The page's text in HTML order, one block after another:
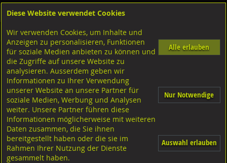
Shop Bohrer-Bit Einsatz-GewindebohrerTrennscheiben
für Edelstahl
Filter nach Dimensionen:
×
×
Filter zurücksetzen
Diese Website verwendet Cookies
Wir verwenden Cookies, um Inhalte und
Anzeigen zu personalisieren, Funktionen
für soziale Medien anbieten zu können und
die Zugriffe auf unsere Website zu
analysieren. Ausserdem geben wir
Informationen zu Ihrer Verwendung
unserer Website an unsere Partner für
soziale Medien, Werbung und Analysen
weiter. Unsere Partner führen diese
Informationen möglicherweise mit weiteren
Daten zusammen, die Sie ihnen
bereitgestellt haben oder die sie im
Rahmen Ihrer Nutzung der Dienste
gesammelt haben.
Alle erlauben
Nur Notwendige
Auswahl erlauben